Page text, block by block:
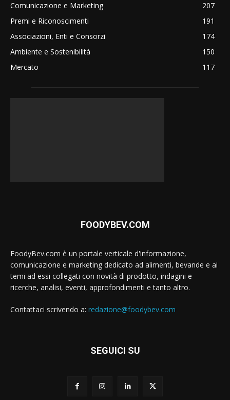
Comunicazione e Marketing
207
Premi e Riconoscimenti
191
Associazioni, Enti e Consorzi
174
Ambiente e Sostenibilità
150
Mercato
117
FOODYBEV.COM
FoodyBev.com è un portale verticale d'informazione,
comunicazione e marketing dedicato ad alimenti, bevande e ai
temi ad essi collegati con novità di prodotto, indagini e
ricerche, analisi, eventi, approfondimenti e tanto altro.
Contattaci scrivendo a: redazione@foodybev.com
SEGUICI SU